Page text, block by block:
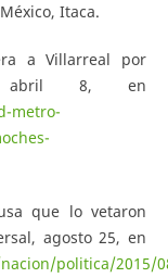
Itaca.
a Villarreal por
abril 8, en
metro-
que lo vetaron
agosto 25, en
politica/2015/